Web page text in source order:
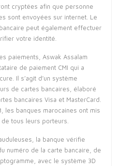
cryptées afin que personne
sont envoyées sur internet. Le
peut également effectuer
votre identité.
paiements, Aswak Assalam
de paiement CMI qui a
Il s’agit d’un système
de cartes bancaires, élaboré
bancaires Visa et MasterCard.
les banques marocaines ont mis
tous leurs porteurs.
la banque vérifie
numéro de la carte bancaire, de
avec le système 3D